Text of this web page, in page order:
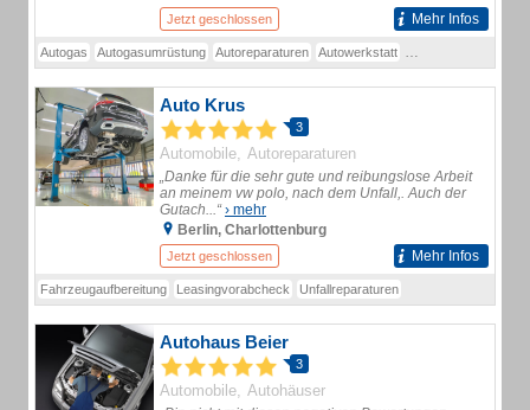
Jetzt geschlossen Mehr Infos
Autogas Autogasumrüstung Autoreparaturen Autowerkstatt
Auto Krus
3
Automobile Autoreparaturen
„Danke für die sehr gute und reibungslose Arbeit
an meinem vw polo, nach dem Unfall,. Auch der
Gutach...“› mehr
Berlin, Charlottenburg
Jetzt geschlossen Mehr Infos
Fahrzeugaufbereitung Leasingvorabcheck Unfallreparaturen
Autohaus Beier
3
Automobile Autohäuser